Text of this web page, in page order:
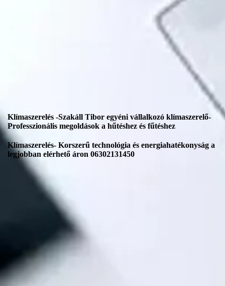
Klímaszerelés -Szakáll Tibor egyéni vállalkozó klímaszerelő-
Professzionális megoldások a hűtéshez és fűtéshez
Klímaszerelés- Korszerű technológia és energiahatékonyság a
legjobban elérhető áron 06302131450